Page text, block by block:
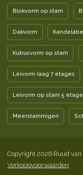
Blokvorm op stam
Dakvorm
Kubusvorm op stam
Leivorm laag 7 etages
Leivorm op stam 5
Meerstammigen
Copyright 2026 Ruud van
Verkoopvoorwaarden